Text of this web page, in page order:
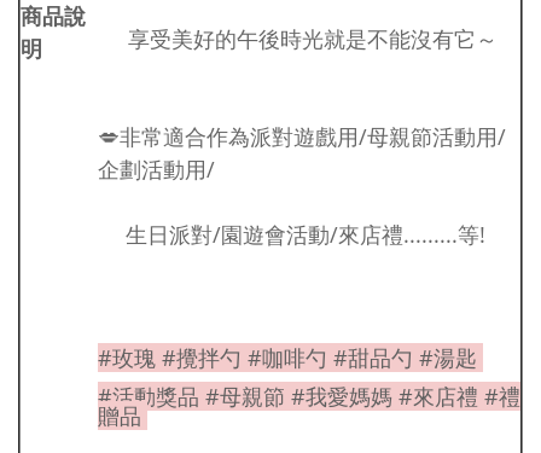
商品說
明
享受美好的午後時光就是不能沒有它～
💋非常適合作為派對遊戲用/母親節活動用/
企劃活動用/
生日派對/園遊會活動/來店禮.........等!
#玫瑰 #攪拌勺 #咖啡勺 #甜品勺 #湯匙
#活動獎品 #母親節 #我愛媽媽 #來店禮 #禮
贈品